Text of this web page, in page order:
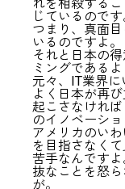
れを相殺する
じているのです
つまり、真面
いるのですよ。
それと日本の
ミングである
元々、IT業界に
よく日本が再
起こさなけれ
のイノベーシ
アメリカのい
を目指さなく
苦手なんです
抜なことを怒
が。